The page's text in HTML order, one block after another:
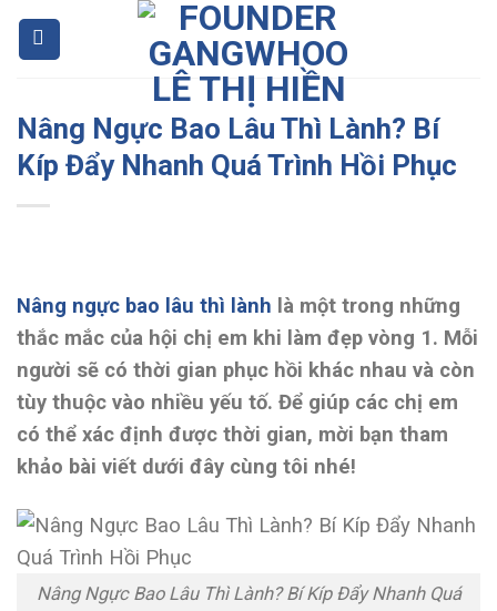
Skip
Nâng Ngực Bao Lâu Thì Lành? Bí
Kíp Đẩy Nhanh Quá Trình Hồi Phục
Nâng ngực bao lâu thì lành là một trong những
thắc mắc của hội chị em khi làm đẹp vòng 1. Mỗi
người sẽ có thời gian phục hồi khác nhau và còn
tùy thuộc vào nhiều yếu tố. Để giúp các chị em
có thể xác định được thời gian, mời bạn tham
khảo bài viết dưới đây cùng tôi nhé!
Nâng Ngực Bao Lâu Thì Lành? Bí Kíp Đẩy Nhanh Quá